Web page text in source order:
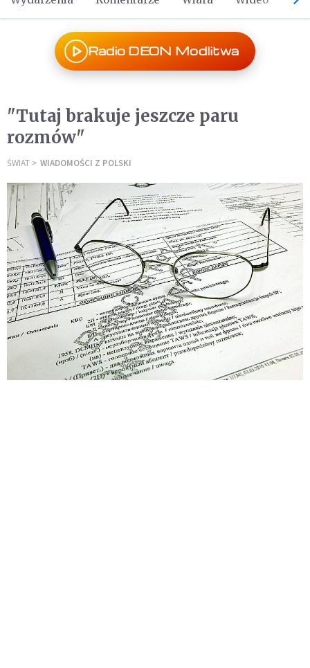
Radio DEON Modlitwa
"Tutaj brakuje jeszcze paru
rozmów"
ŚWIAT WIADOMOŚCI Z POLSKI